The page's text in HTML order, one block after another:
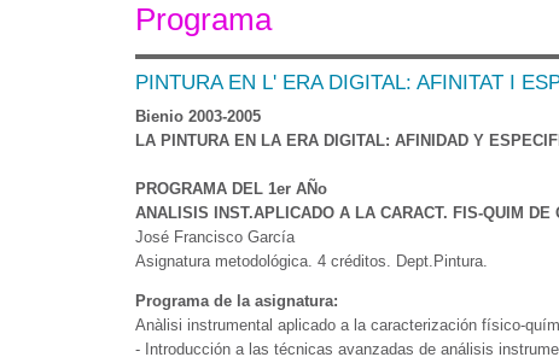
Programa
PINTURA EN L' ERA DIGITAL: AFINITAT I
Bienio 2003-2005
LA PINTURA EN LA ERA DIGITAL: AFINIDAD Y
PROGRAMA DEL 1er AÑo
ANALISIS INST.APLICADO A LA CARACT. FIS-QUIM DE
José Francisco García
Asignatura metodológica. 4 créditos. Dept.Pintura.
Programa de la asignatura:
Anàlisi instrumental aplicado a la caracterización físico-
- Introducción a las técnicas avanzadas de análisis